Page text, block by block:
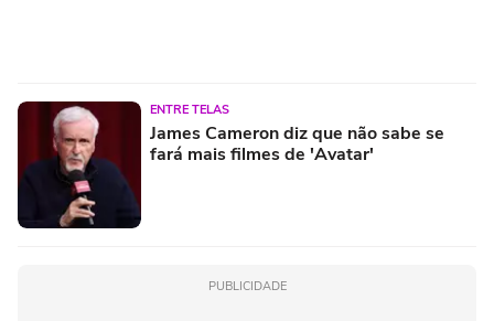
ENTRE TELAS
James Cameron diz que não sabe se
fará mais filmes de 'Avatar'
PUBLICIDADE